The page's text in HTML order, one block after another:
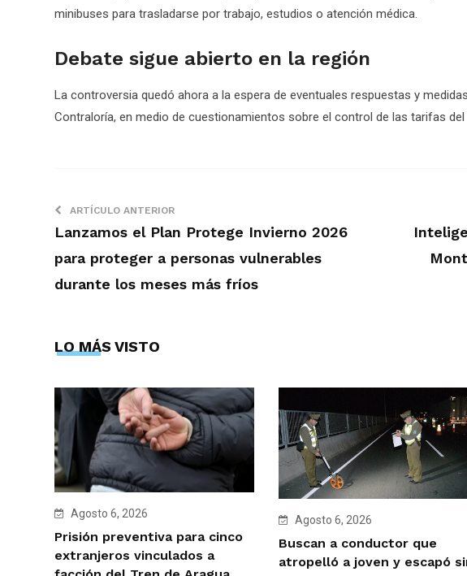
minibuses para trasladarse por trabajo, estudios o atención médica.
Debate sigue abierto en la región
La controversia quedó ahora a la espera de eventuales respuestas y
Contraloría, en medio de cuestionamientos sobre el control de las tarifas
ARTÍCULO ANTERIOR
Lanzamos el Plan Protege Invierno 2026
para proteger a personas vulnerables
durante los meses más fríos
LO MÁS VISTO
Agosto 6, 2026
Prisión preventiva para cinco
extranjeros vinculados a
Agosto 6, 2026
Buscan a conductor que
atropelló a joven y escapó